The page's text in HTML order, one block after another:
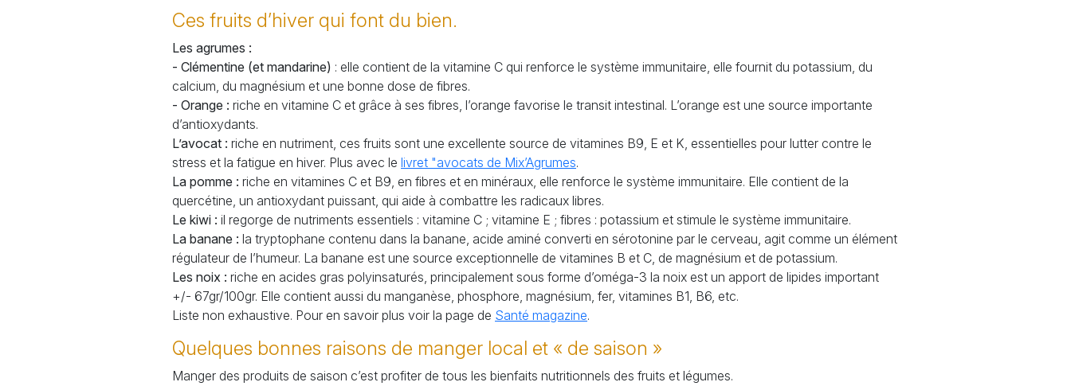
Ces fruits d’hiver qui font du bien.
Les agrumes :
- Clémentine (et mandarine) : elle contient de la vitamine C qui renforce le système immunitaire, elle fournit du potassium, du
calcium, du magnésium et une bonne dose de fibres.
- Orange : riche en vitamine C et grâce à ses fibres, l’orange favorise le transit intestinal. L’orange est une source importante
d’antioxydants.
L’avocat : riche en nutriment, ces fruits sont une excellente source de vitamines B9, E et K, essentielles pour lutter contre le
stress et la fatigue en hiver. Plus avec le livret "avocats de Mix’Agrumes.
La pomme : riche en vitamines C et B9, en fibres et en minéraux, elle renforce le système immunitaire. Elle contient de la
quercétine, un antioxydant puissant, qui aide à combattre les radicaux libres.
Le kiwi : il regorge de nutriments essentiels : vitamine C ; vitamine E ; fibres : potassium et stimule le système immunitaire.
La banane : la tryptophane contenu dans la banane, acide aminé converti en sérotonine par le cerveau, agit comme un élément
régulateur de l’humeur. La banane est une source exceptionnelle de vitamines B et C, de magnésium et de potassium.
Les noix : riche en acides gras polyinsaturés, principalement sous forme d’oméga-3 la noix est un apport de lipides important
+/- 67gr/100gr. Elle contient aussi du manganèse, phosphore, magnésium, fer, vitamines B1, B6, etc.
Liste non exhaustive. Pour en savoir plus voir la page de Santé magazine.
Quelques bonnes raisons de manger local et « de saison »
Manger des produits de saison c’est profiter de tous les bienfaits nutritionnels des fruits et légumes.